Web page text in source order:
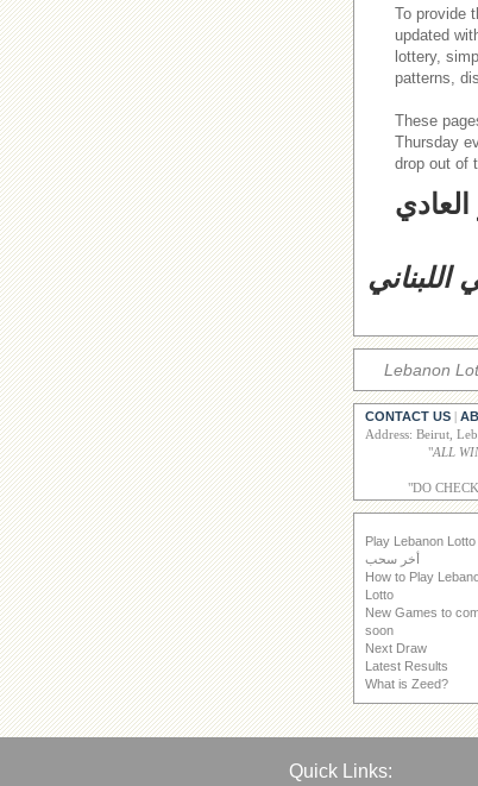
To provide
updated
lottery,
patterns,
These
Thursday
drop out of
العادي
اللبناني
Lebanon
CONTACT US
Address: Beirut,
"
"DO
Play Lebanon Lotto
أخر سحب
How to Play
Lotto
New Games to
soon
Next Draw
Latest Results
What is Zeed?
Quick Links: